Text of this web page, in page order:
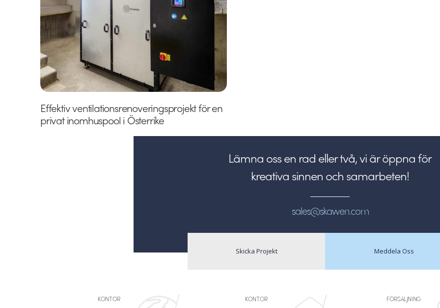
Effektiv ventilationsrenoveringsprojekt för en
privat inomhuspool i Österrike
Lämna oss en rad eller två, vi är öppna för
kreativa sinnen och samarbeten!
sales@skawen.com
Skicka Projekt Meddela Oss
KONTOR KONTOR FÖRSÄLJNING